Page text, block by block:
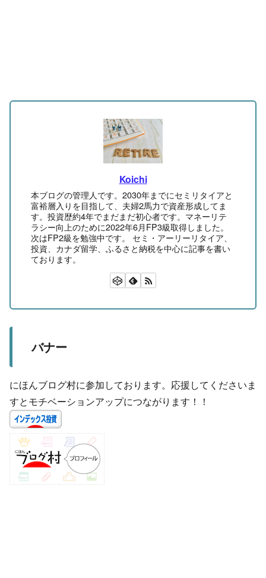
Koichi
本ブログの管理人です。2030年までにセミリタイアと
富裕層入りを目指して、夫婦2馬力で資産形成してま
す。投資歴約4年でまだまだ初心者です。マネーリテ
ラシー向上のために2022年6月FP3級取得しました。
次はFP2級を勉強中です。 セミ・アーリーリタイア、
投資、カナダ留学、ふるさと納税を中心に記事を書い
ております。
バナー
にほんブログ村に参加しております。応援してくださいま
すとモチベーションアップにつながります！！